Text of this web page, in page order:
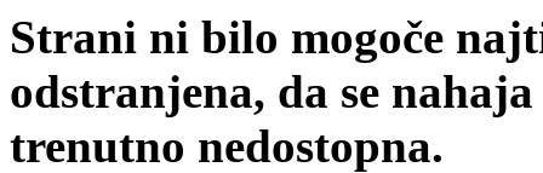
Strani ni bilo mogoče
odstranjena, da se
trenutno nedostopna.